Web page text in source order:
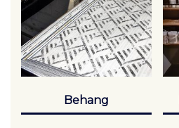
Behang